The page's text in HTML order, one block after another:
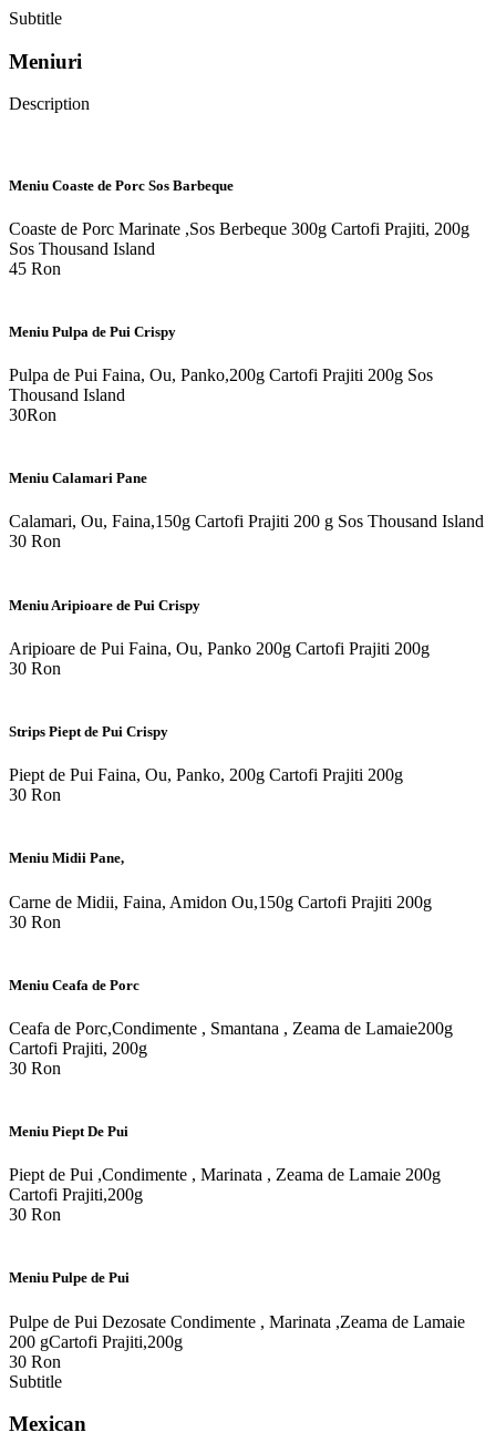
Subtitle
Meniuri
Description
Meniu Coaste de Porc Sos Barbeque
Coaste de Porc Marinate ,Sos Berbeque 300g Cartofi Prajiti, 200g
Sos Thousand Island
45 Ron
Meniu Pulpa de Pui Crispy
Pulpa de Pui Faina, Ou, Panko,200g Cartofi Prajiti 200g Sos
Thousand Island
30Ron
Meniu Calamari Pane
Calamari, Ou, Faina,150g Cartofi Prajiti 200 g Sos Thousand Island
30 Ron
Meniu Aripioare de Pui Crispy
Aripioare de Pui Faina, Ou, Panko 200g Cartofi Prajiti 200g
30 Ron
Strips Piept de Pui Crispy
Piept de Pui Faina, Ou, Panko, 200g Cartofi Prajiti 200g
30 Ron
Meniu Midii Pane,
Carne de Midii, Faina, Amidon Ou,150g Cartofi Prajiti 200g
30 Ron
Meniu Ceafa de Porc
Ceafa de Porc,Condimente , Smantana , Zeama de Lamaie200g
Cartofi Prajiti, 200g
30 Ron
Meniu Piept De Pui
Piept de Pui ,Condimente , Marinata , Zeama de Lamaie 200g
Cartofi Prajiti,200g
30 Ron
Meniu Pulpe de Pui
Pulpe de Pui Dezosate Condimente , Marinata ,Zeama de Lamaie
200 gCartofi Prajiti,200g
30 Ron
Subtitle
Mexican